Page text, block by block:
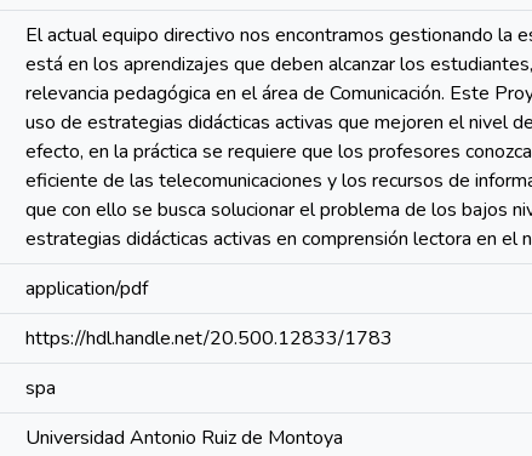
El actual equipo directivo nos encontramos gestionando la
está en los aprendizajes que deben alcanzar los
relevancia pedagógica en el área de Comunicación. Este
uso de estrategias didácticas activas que mejoren el nivel
efecto, en la práctica se requiere que los profesores
eficiente de las telecomunicaciones y los recursos de
que con ello se busca solucionar el problema de los bajos
estrategias didácticas activas en comprensión lectora en el
application/pdf
https://hdl.handle.net/20.500.12833/1783
spa
Universidad Antonio Ruiz de Montoya